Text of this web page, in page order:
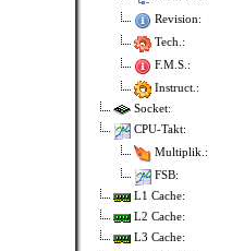
Revision:
Tech.:
F.M.S.:
Instruct.:
Socket:
CPU-Takt:
Multiplik.:
FSB:
L1 Cache:
L2 Cache:
L3 Cache: